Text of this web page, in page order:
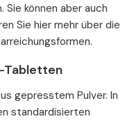
können aber auch
Sie hier mehr über die
Tabletten
gepresstem Pulver. In
standardisierten